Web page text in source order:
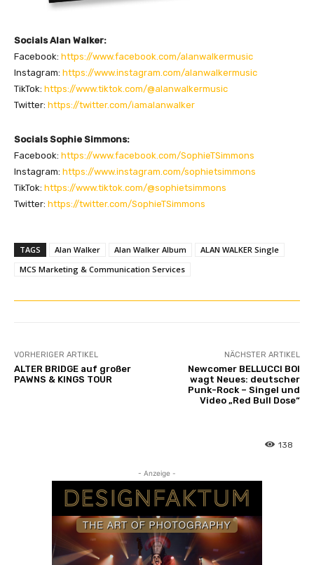
Socials Alan Walker:
Facebook: https://www.facebook.com/alanwalkermusic
Instagram: https://www.instagram.com/alanwalkermusic
TikTok: https://www.tiktok.com/@alanwalkermusic
Twitter: https://twitter.com/iamalanwalker
Socials Sophie Simmons:
Facebook: https://www.facebook.com/SophieTSimmons
Instagram: https://www.instagram.com/sophietsimmons
TikTok: https://www.tiktok.com/@sophietsimmons
Twitter: https://twitter.com/SophieTSimmons
TAGS Alan Walker Alan Walker Album
ALAN WALKER Single
MCS Marketing & Communication Services
VORHERIGER ARTIKEL
ALTER BRIDGE auf großer
PAWNS & KINGS TOUR
NÄCHSTER ARTIKEL
Newcomer BELLUCCI BOI
wagt Neues: deutscher
Punk-Rock – Singel und
Video „Red Bull Dose“
138
- Anzeige -